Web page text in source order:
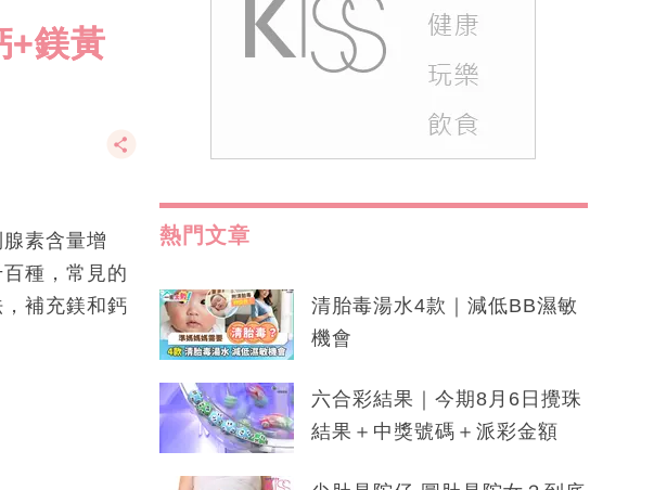
+鎂黃
素含量增
種，常見的
補充鎂和鈣
熱門文章
清胎毒湯水4款｜減低BB濕敏
機會
六合彩結果｜今期8月6日攪珠
結果＋中獎號碼＋派彩金額